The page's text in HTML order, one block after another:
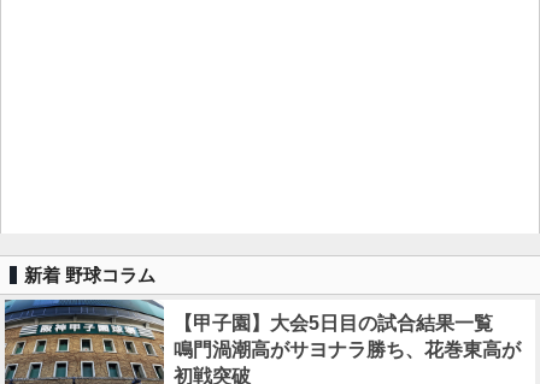
新着 野球コラム
【甲子園】大会5日目の試合結果一覧
鳴門渦潮高がサヨナラ勝ち、花巻東高が
初戦突破